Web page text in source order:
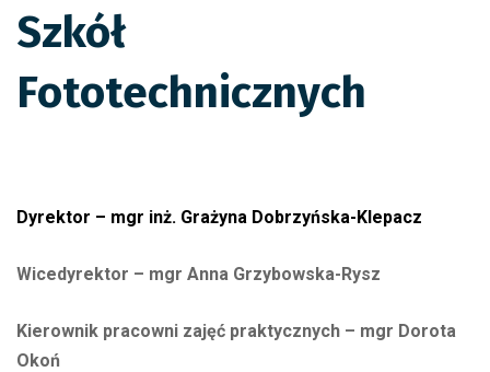
Szkół
Fototechnicznych
Dyrektor – mgr inż. Grażyna Dobrzyńska-Klepacz
Wicedyrektor – mgr Anna Grzybowska-Rysz
Kierownik pracowni zajęć praktycznych – mgr Dorota
Okoń